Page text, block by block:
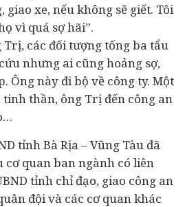
xe, nếu không sẽ giết. Tôi
vì quá sợ hãi”.
Trị, các đối tượng tống ba tẩu
nhưng ai cũng hoảng sợ,
Ông này đi bộ về công ty. Một
thần, ông Trị đến công an
tỉnh Bà Rịa – Vũng Tàu đã
cơ quan ban ngành có liên
tỉnh chỉ đạo, giao công an
đội và các cơ quan khác